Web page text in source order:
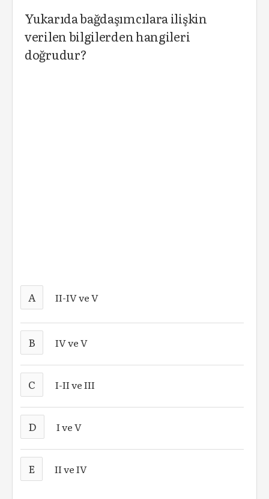
Yukarıda bağdaşımcılara ilişkin
verilen bilgilerden hangileri
doğrudur?
A II-IV ve V
B IV ve V
C I-II ve III
D I ve V
E II ve IV